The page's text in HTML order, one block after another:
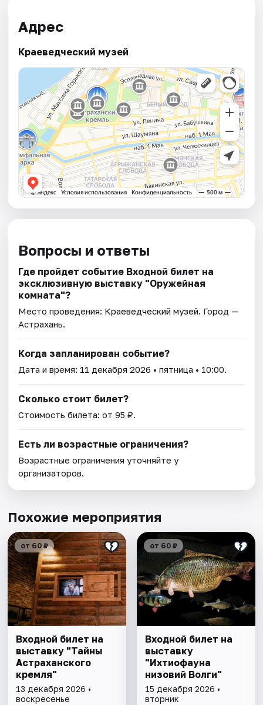
Адрес
Краеведческий музей
Вопросы и ответы
Где пройдет событие Входной билет на
эксклюзивную выставку "Оружейная
комната"?
Место проведения: Краеведческий музей. Город —
Астрахань.
Когда запланирован событие?
Дата и время: 11 декабря 2026 • пятница • 10:00.
Сколько стоит билет?
Стоимость билета: от 95 ₽.
Есть ли возрастные ограничения?
Возрастные ограничения уточняйте у
организаторов.
Похожие мероприятия
от 60 ₽
Входной билет на
выставку "Тайны
Астраханского
кремля"
13 декабря 2026 •
воскресенье
от 60 ₽
Входной билет на
выставку
"Ихтиофауна
низовий Волги"
15 декабря 2026 •
вторник